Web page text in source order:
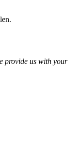
provide us with your